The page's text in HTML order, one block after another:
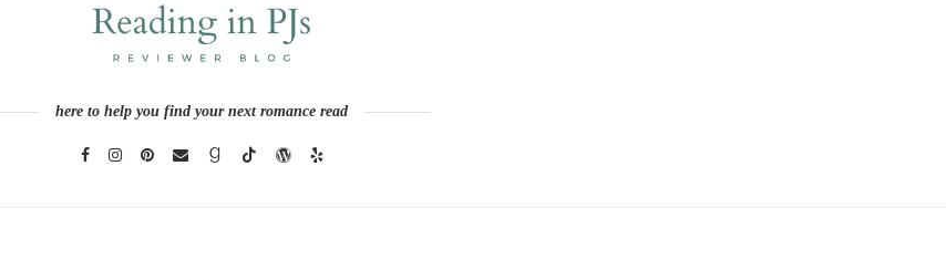
here to help you find your next romance read